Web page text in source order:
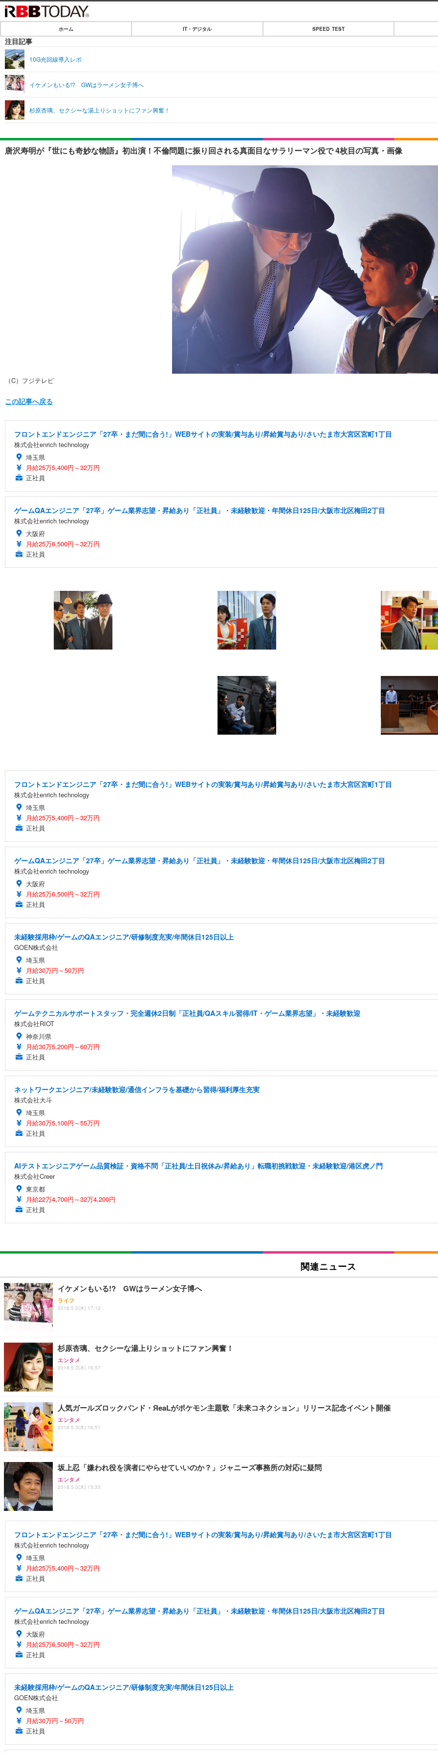
IT・デジタル
ショッピング
SPEED TEST
エンタメ
エンタメTOP
音楽
ライフ
ライフTOP
ペット
その他
リリース一覧
ホーム IT・デジタル SPEED TEST
注目記事
10G光回線導入レポ
イケメンもいる!? GWはラーメン女子博へ
杉原杏璃、セクシーな湯上りショットにファン興奮！
唐沢寿明が『世にも奇妙な物語』初出演！不倫問題に振り回される真面目なサラリーマン役で 4枚目の写真・画像
（C）フジテレビ
この記事へ戻る
フロントエンドエンジニア「27卒・まだ間に合う!」WEBサイトの実装/賞与あり/昇給賞与あり/さいたま市大宮区宮町1丁目
株式会社enrich technology
埼玉県
月給25万5,400円～32万円
正社員
ゲームQAエンジニア「27卒」ゲーム業界志望・昇給あり「正社員」・未経験歓迎・年間休日125日/大阪市北区梅田2丁目
株式会社enrich technology
大阪府
月給25万6,500円～32万円
正社員
フロントエンドエンジニア「27卒・まだ間に合う!」WEBサイトの実装/賞与あり/昇給賞与あり/さいたま市大宮区宮町1丁目
株式会社enrich technology
埼玉県
月給25万5,400円～32万円
正社員
ゲームQAエンジニア「27卒」ゲーム業界志望・昇給あり「正社員」・未経験歓迎・年間休日125日/大阪市北区梅田2丁目
株式会社enrich technology
大阪府
月給25万6,500円～32万円
正社員
未経験採用枠/ゲームのQAエンジニア/研修制度充実/年間休日125日以上
GOEN株式会社
埼玉県
月給30万円～50万円
正社員
ゲームテクニカルサポートスタッフ・完全週休2日制「正社員/QAスキル習得/IT・ゲーム業界志望」・未経験歓迎
株式会社RIOT
神奈川県
月給30万5,200円～60万円
正社員
ネットワークエンジニア/未経験歓迎/通信インフラを基礎から習得/福利厚生充実
株式会社大斗
埼玉県
月給30万5,100円～55万円
正社員
AIテストエンジニアゲーム品質検証・資格不問「正社員/土日祝休み/昇給あり」転職初挑戦歓迎・未経験歓迎/港区虎ノ門
株式会社Creer
東京都
月給22万4,700円～32万4,200円
正社員
関連ニュース
イケメンもいる!? GWはラーメン女子博へ
ライフ
2018.5.3(木) 17:12
杉原杏璃、セクシーな湯上りショットにファン興奮！
エンタメ
2018.5.3(木) 16:57
人気ガールズロックバンド・ЯeaLがポケモン主題歌「未来コネクション」リリース記念イベント開催
エンタメ
2018.5.3(木) 16:51
坂上忍「嫌われ役を演者にやらせていいのか？」ジャニーズ事務所の対応に疑問
エンタメ
2018.5.3(木) 15:33
フロントエンドエンジニア「27卒・まだ間に合う!」WEBサイトの実装/賞与あり/昇給賞与あり/さいたま市大宮区宮町1丁目
株式会社enrich technology
埼玉県
月給25万5,400円～32万円
正社員
ゲームQAエンジニア「27卒」ゲーム業界志望・昇給あり「正社員」・未経験歓迎・年間休日125日/大阪市北区梅田2丁目
株式会社enrich technology
大阪府
月給25万6,500円～32万円
正社員
未経験採用枠/ゲームのQAエンジニア/研修制度充実/年間休日125日以上
GOEN株式会社
埼玉県
月給30万円～50万円
正社員